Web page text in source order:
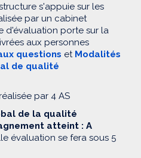
s'appuie sur les
par un cabinet
d'évaluation porte sur la
aux personnes
questions et Modalités
de qualité
par 4 AS
de la qualité
atteint : A
évaluation se fera sous 5